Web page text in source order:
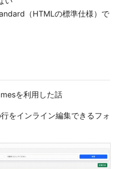
（HTMLの標準仕様）で
を利用した話
をインライン編集できるフォ